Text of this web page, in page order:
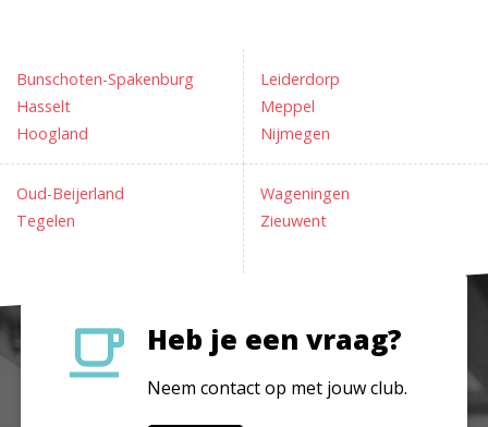
Bunschoten-Spakenburg
Hasselt
Hoogland
Leiderdorp
Meppel
Nijmegen
Oud-Beijerland
Tegelen
Wageningen
Zieuwent
Heb je een vraag?
Neem contact op met jouw club.